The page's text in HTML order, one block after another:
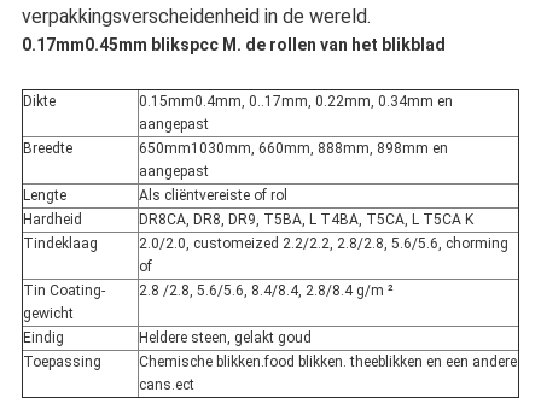
verpakkingsverscheidenheid in de wereld.
0.17mm0.45mm blikspcc M. de rollen van het blikblad
Dikte
0.15mm0.4mm, 0..17mm, 0.22mm, 0.34mm en
aangepast
Breedte
650mm1030mm, 660mm, 888mm, 898mm en
aangepast
Lengte
Als cliëntvereiste of rol
Hardheid
DR8CA, DR8, DR9, T5BA, L T4BA, T5CA, L T5CA K
Tindeklaag
2.0/2.0, customeized 2.2/2.2, 2.8/2.8, 5.6/5.6, chorming
of
Tin Coating-
gewicht
2.8 /2.8, 5.6/5.6, 8.4/8.4, 2.8/8.4 g/m ²
Eindig
Heldere steen, gelakt goud
Toepassing
Chemische blikken.food blikken. theeblikken en een andere
cans.ect